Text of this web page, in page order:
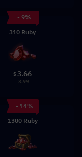
- 9%
310 Ruby
$3.66
3.99
- 14%
1300 Ruby